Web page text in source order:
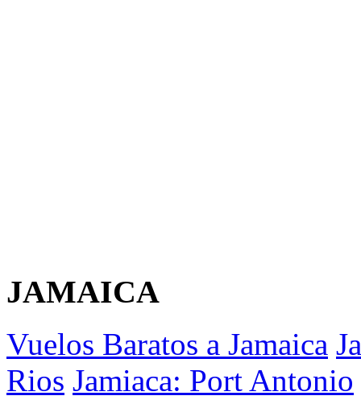
JAMAICA
Vuelos Baratos a Jamaica
Rios Jamiaca: Port Antonio